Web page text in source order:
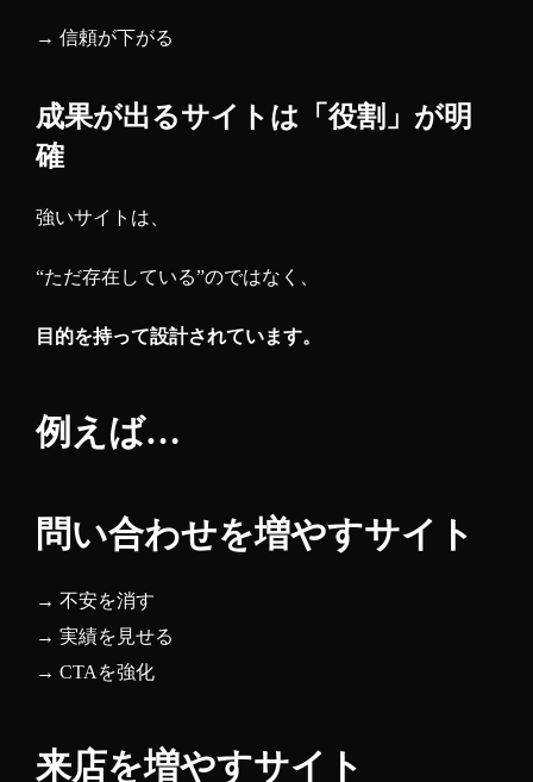
→ 信頼が下がる
成果が出るサイトは「役割」が明
確
強いサイトは、
“ただ存在している”のではなく、
目的を持って設計されています。
例えば…
問い合わせを増やすサイト
→ 不安を消す
→ 実績を見せる
→ CTAを強化
来店を増やすサイト